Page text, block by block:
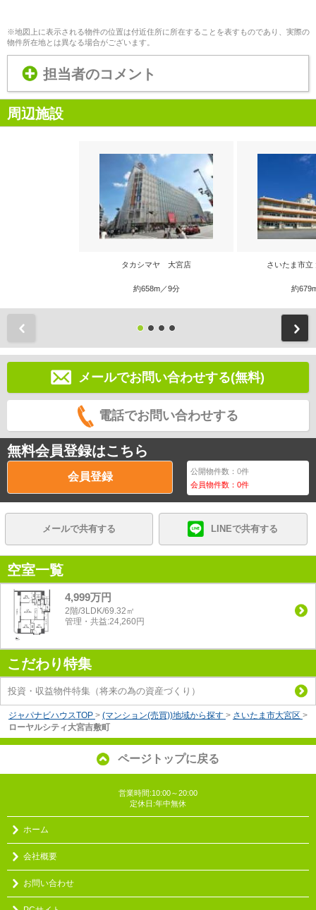
※地図上に表示される物件の位置は付近住所に所在することを表すものであり、実際の
物件所在地とは異なる場合がございます。
担当者のコメント
周辺施設
タカシマヤ 大宮店
約658m／9分
さいたま市立
約
メールでお問い合わせする(無料)
電話でお問い合わせする
無料会員登録はこちら
会員登録 公開物件数：0件
会員物件数：0件
メールで共有する LINEで共有する
空室一覧
4,999万円
2階/3LDK/69.32㎡
管理・共益:24,260円
こだわり特集
投資・収益物件特集（将来の為の資産づくり）
ジャパナビハウスTOP > (マンション(売買))地域から探す > さいたま市大宮区 >
ローヤルシティ大宮吉敷町
ページトップに戻る
営業時間:10:00～20:00
定休日:年中無休
ホーム
会社概要
お問い合わせ